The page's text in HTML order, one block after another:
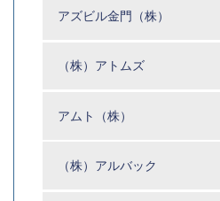
アズビル金門（株）
（株）アトムズ
アムト（株）
（株）アルバック